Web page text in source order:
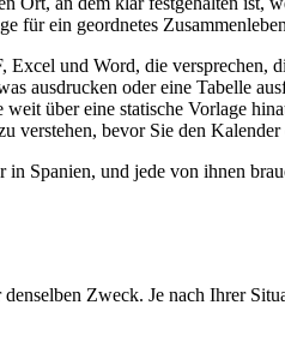
für ein geordnetes
und Word, die versprechen,
ausdrucken oder eine Tabelle
über eine statische Vorlage
verstehen, bevor Sie den
Spanien, und jede von ihnen
Zweck. Je nach Ihrer